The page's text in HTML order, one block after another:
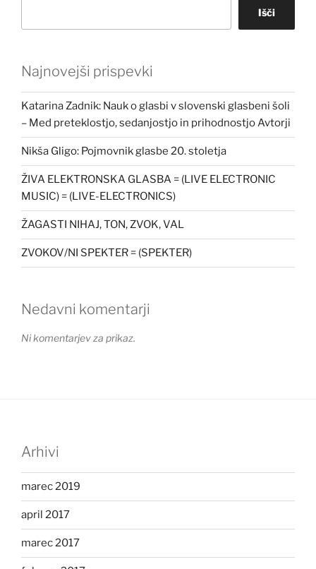
Išči
Najnovejši prispevki
Katarina Zadnik: Nauk o glasbi v slovenski glasbeni šoli
– Med preteklostjo, sedanjostjo in prihodnostjo Avtorji
Nikša Gligo: Pojmovnik glasbe 20. stoletja
ŽIVA ELEKTRONSKA GLASBA = (LIVE ELECTRONIC
MUSIC) = (LIVE-ELECTRONICS)
ŽAGASTI NIHAJ, TON, ZVOK, VAL
ZVOKOV/NI SPEKTER = (SPEKTER)
Nedavni komentarji
Ni komentarjev za prikaz.
Arhivi
marec 2019
april 2017
marec 2017